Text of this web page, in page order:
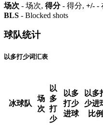
场次 - 场次, 得分- 得分, +/- -
BLS - Blocked shots
球队统计
以多打少词汇表
冰球队
场
次
以
多
打
少
以多
打少
进球
以多
少进
比例